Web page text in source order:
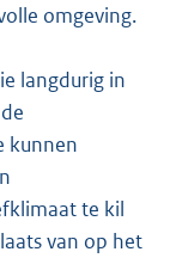
omgeving.
langdurig in
kunnen
te kil
van op het